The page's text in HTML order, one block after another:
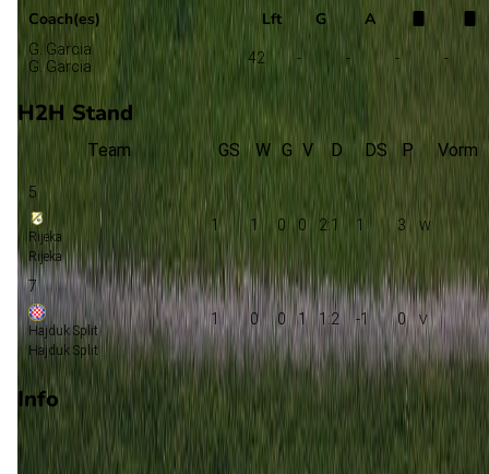
Coach(es) Lft G A
G. Garcia
G. Garcia
42 - - - -
H2H Stand
Team GS W G V D DS P Vorm
5
Rijeka
Rijeka
1 1 0 0 2:1 1 3
7
Hajduk Split
Hajduk Split
1 0 0 1 1:2 -1 0
Info
Op 19 september 2026 gaat Rijeka de strijd aan met Hajduk
Split. De wedstrijd wordt afgetrapt om 15:00 en wordt